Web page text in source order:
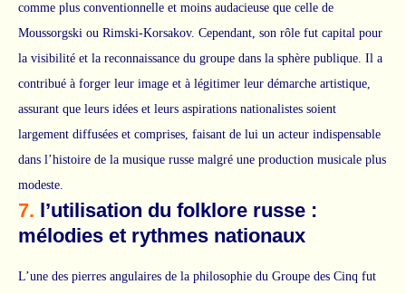
comme plus conventionnelle et moins audacieuse que celle de
Moussorgski ou Rimski-Korsakov. Cependant, son rôle fut capital pour
la visibilité et la reconnaissance du groupe dans la sphère publique. Il a
contribué à forger leur image et à légitimer leur démarche artistique,
assurant que leurs idées et leurs aspirations nationalistes soient
largement diffusées et comprises, faisant de lui un acteur indispensable
dans l’histoire de la musique russe malgré une production musicale plus
modeste.
7. l’utilisation du folklore russe :
mélodies et rythmes nationaux
L’une des pierres angulaires de la philosophie du Groupe des Cinq fut